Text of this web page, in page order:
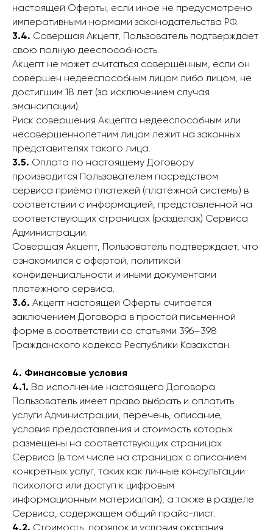
настоящей Оферты, если иное не предусмотрено
императивными нормами законодательства РФ.
3.4. Совершая Акцепт, Пользователь подтверждает
свою полную дееспособность.
Акцепт не может считаться совершённым, если он
совершен недееспособным лицом либо лицом, не
достигшим 18 лет (за исключением случая
эмансипации).
Риск совершения Акцепта недееспособным или
несовершеннолетним лицом лежит на законных
представителях такого лица.
3.5. Оплата по настоящему Договору
производится Пользователем посредством
сервиса приёма платежей (платёжной системы) в
соответствии с информацией, представленной на
соответствующих страницах (разделах) Сервиса
Администрации.
Совершая Акцепт, Пользователь подтверждает, что
ознакомился с офертой, политикой
конфиденциальности и иными документами
платёжного сервиса.
3.6. Акцепт настоящей Оферты считается
заключением Договора в простой письменной
форме в соответствии со статьями 396–398
Гражданского кодекса Республики Казахстан.
4. Финансовые условия
4.1. Во исполнение настоящего Договора
Пользователь имеет право выбрать и оплатить
услуги Администрации, перечень, описание,
условия предоставления и стоимость которых
размещены на соответствующих страницах
Сервиса (в том числе на страницах с описанием
конкретных услуг, таких как личные консультации
психолога или доступ к цифровым
информационным материалам), а также в разделе
Сервиса, содержащем общий прайс-лист.